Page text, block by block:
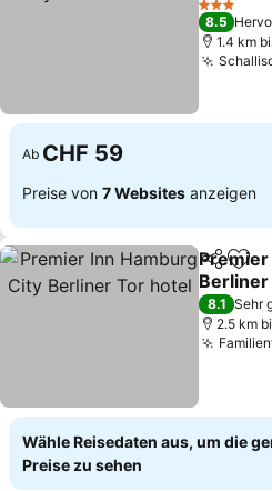
3 Sterne
8.5
1.4 km
Ab CHF 59
Preise von 7 Websites anzeigen
TeilenZu
8.1 Sehr
2.5 km
Wähle Reisedaten aus, um die
Preise zu sehen